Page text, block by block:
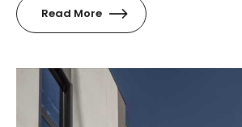
Read More